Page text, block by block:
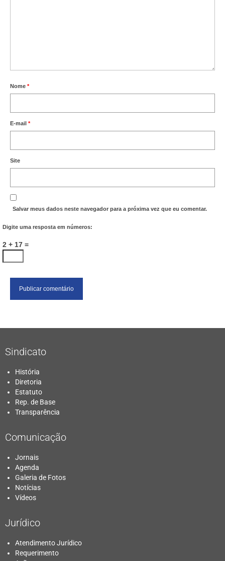
Nome *
E-mail *
Site
Salvar meus dados neste navegador para a próxima vez que eu comentar.
Digite uma resposta em números:
2 + 17 =
Sindicato
História
Diretoria
Estatuto
Rep. de Base
Transparência
Comunicação
Jornais
Agenda
Galeria de Fotos
Notícias
Vídeos
Jurídico
Atendimento Jurídico
Requerimento